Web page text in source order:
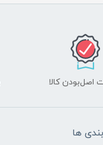
اصل‌بودن کالا
ها